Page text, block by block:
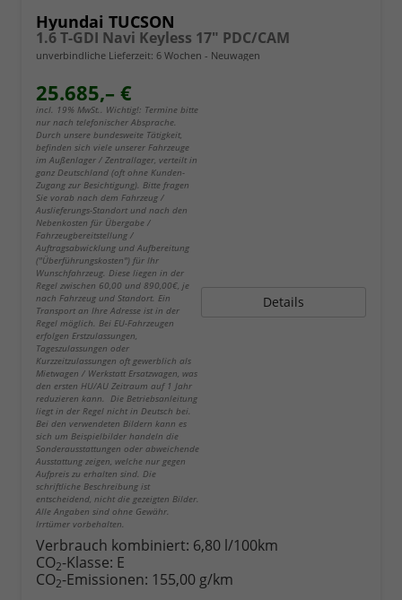
Hyundai TUCSON
1.6 T-GDI Navi Keyless 17" PDC/CAM
unverbindliche Lieferzeit: 6 Wochen Neuwagen
25.685,– €
incl. 19% MwSt.. Wichtig!: Termine bitte
nur nach telefonischer Absprache.
Durch unsere bundesweite Tätigkeit,
befinden sich viele unserer Fahrzeuge
im Außenlager / Zentrallager, verteilt in
ganz Deutschland (oft ohne Kunden-
Zugang zur Besichtigung). Bitte fragen
Sie vorab nach dem Fahrzeug /
Auslieferungs-Standort und nach den
Nebenkosten für Übergabe /
Fahrzeugbereitstellung /
Auftragsabwicklung und Aufbereitung
("Überführungskosten") für Ihr
Wunschfahrzeug. Diese liegen in der
Regel zwischen 60,00 und 890,00€, je
nach Fahrzeug und Standort. Ein
Transport an Ihre Adresse ist in der
Regel möglich. Bei EU-Fahrzeugen
erfolgen Erstzulassungen,
Tageszulassungen oder
Kurzzeitzulassungen oft gewerblich als
Mietwagen / Werkstatt Ersatzwagen, was
den ersten HU/AU Zeitraum auf 1 Jahr
reduzieren kann. Die Betriebsanleitung
liegt in der Regel nicht in Deutsch bei.
Bei den verwendeten Bildern kann es
sich um Beispielbilder handeln die
Sonderausstattungen oder abweichende
Ausstattung zeigen, welche nur gegen
Aufpreis zu erhalten sind. Die
schriftliche Beschreibung ist
entscheidend, nicht die gezeigten Bilder.
Alle Angaben sind ohne Gewähr.
Irrtümer vorbehalten.
Details
Verbrauch kombiniert: 6,80 l/100km
CO2-Klasse: E
CO2-Emissionen: 155,00 g/km